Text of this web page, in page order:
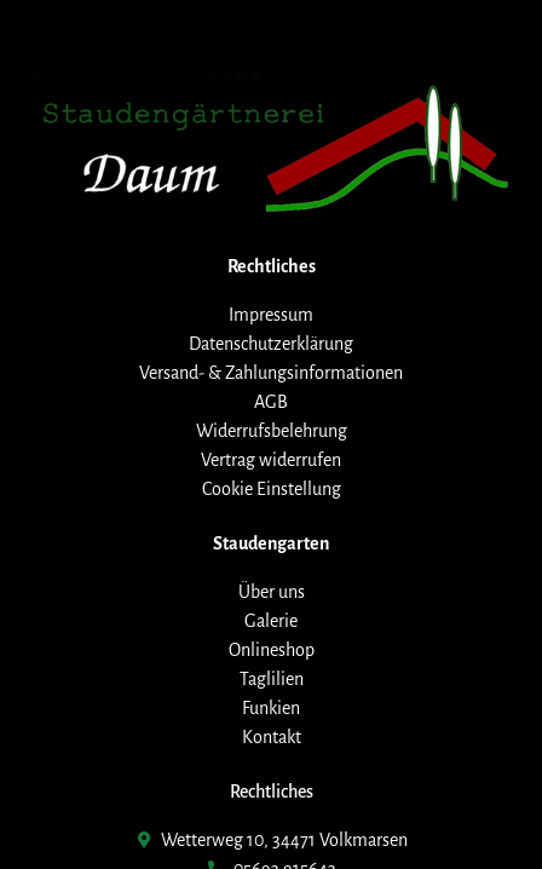
Rechtliches
Impressum
Datenschutzerklärung
Versand- & Zahlungsinformationen
AGB
Widerrufsbelehrung
Vertrag widerrufen
Cookie Einstellung
Staudengarten
Über uns
Galerie
Onlineshop
Taglilien
Funkien
Kontakt
Rechtliches
Wetterweg 10, 34471 Volkmarsen